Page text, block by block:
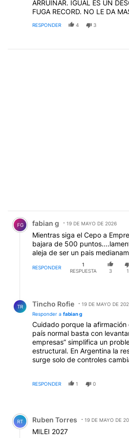
ARRUINAR. IGUAL ES UN
FUGA RECORD. NO LE DA
RESPONDER 4 3
Comentario de fabian g.
FG fabian g 19 DE MAYO DE 2026
Mientras siga el Cepo a
bajara de 500
aleja de ser un pais
RESPONDER
1
RESPUESTA
3 1
TR Tincho Rofie
19 DE MAYO DE
Responder a fabian g
Cuidado porque la afirmación
país normal basta con
empresas” simplifica un
estructural. En Argentina la
surge solo de controles
estructura productiva. Un
energía o minería— puede
pero esos sectores emplean
capitalización, pero resulta
economías con decenas de
RESPONDER 1 0
Comentario de Ruben Torres.
RT Ruben Torres 19 DE MAYO DE
MILEI 2027